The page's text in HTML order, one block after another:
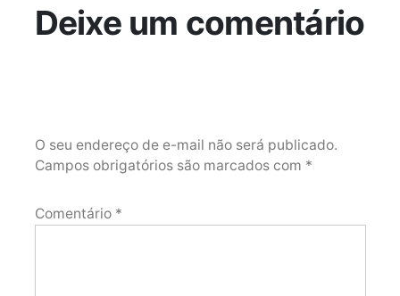
Deixe um comentário
O seu endereço de e-mail não será publicado.
Campos obrigatórios são marcados com *
Comentário *